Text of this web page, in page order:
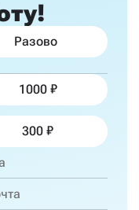
Разово
1000
300